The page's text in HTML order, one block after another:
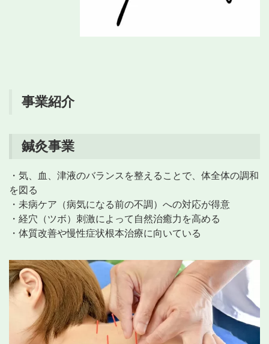
事業紹介
鍼灸事業
・気、血、津液のバランスを整えることで、体全体の調和
を図る
・未病ケア（病気になる前の不調）への対応が得意
・経穴（ツボ）刺激によって自然治癒力を高める
・体質改善や慢性症状根本治療に向いている